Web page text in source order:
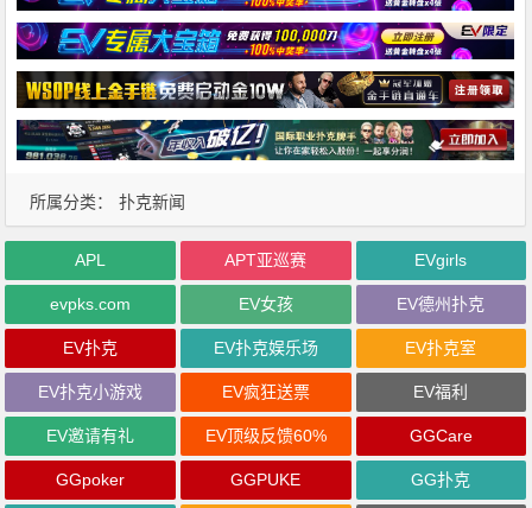
所属分类： 扑克新闻
APL APT亚巡赛 EVgirls
evpks.com EV女孩 EV德州扑克
EV扑克 EV扑克娱乐场 EV扑克室
EV扑克小游戏 EV疯狂送票 EV福利
EV邀请有礼 EV顶级反馈60% GGCare
GGpoker GGPUKE GG扑克